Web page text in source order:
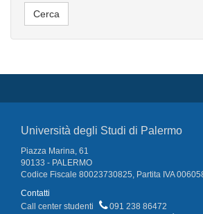
Università degli Studi di Palermo
Piazza Marina, 61
90133 - PALERMO
Codice Fiscale 80023730825, Partita IVA
Contatti
Call center studenti
091 238 86472